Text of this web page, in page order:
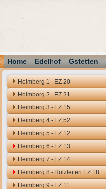
Home Edelhof Gstetten
Heimberg 1 - EZ 20
Heimberg 2 - EZ 21
Heimberg 3 - EZ 15
Heimberg 4 - EZ 52
Heimberg 5 - EZ 12
Heimberg 6 - EZ 13
Heimberg 7 - EZ 14
Heimberg 8 - Holzleiten EZ 18
Heimberg 9 - EZ 11